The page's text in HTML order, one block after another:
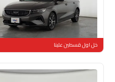
مستعملة 115,160 كم
خل اول قسطين علينا